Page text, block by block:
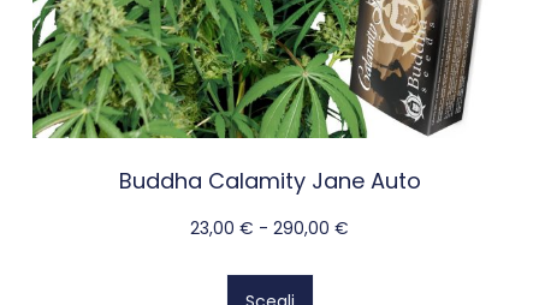
Buddha Calamity Jane Auto
23,00 € - 290,00 €